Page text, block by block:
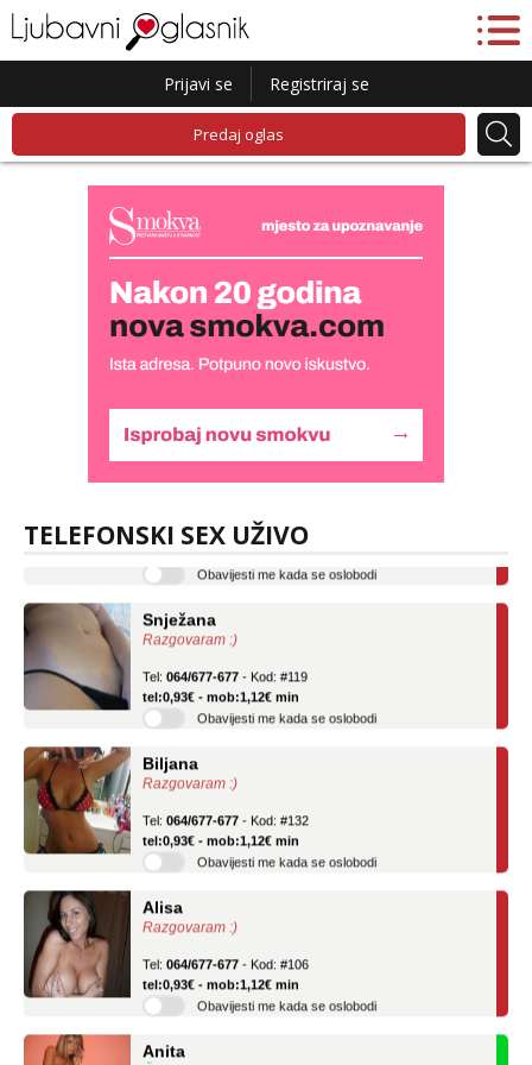
Prijavi se Registriraj se
Predaj oglas
TELEFONSKI SEX UŽIVO
Liliana
tel:0,93€ - mob:1,12€ min
Razgovaram :)
tel:0,93€ - mob:1,12€ min
Obavijesti me kada se oslobodi
Razgovaram :)
tel:0,93€ - mob:1,12€ min
Obavijesti me kada se oslobodi
Razgovaram :)
tel:0,93€ - mob:1,12€ min
Obavijesti me kada se oslobodi
Čekam tvoj poziv!